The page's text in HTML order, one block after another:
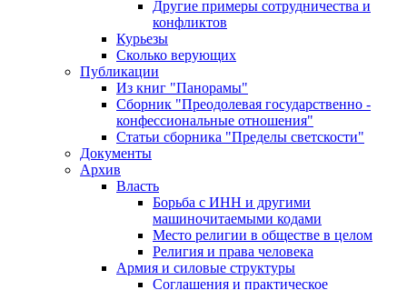
Другие примеры сотрудничества и
конфликтов
Курьезы
Сколько верующих
Публикации
Из книг "Панорамы"
Сборник "Преодолевая государственно -
конфессиональные отношения"
Статьи сборника "Пределы светскости"
Документы
Архив
Власть
Борьба с ИНН и другими
машиночитаемыми кодами
Место религии в обществе в целом
Религия и права человека
Армия и силовые структуры
Соглашения и практическое